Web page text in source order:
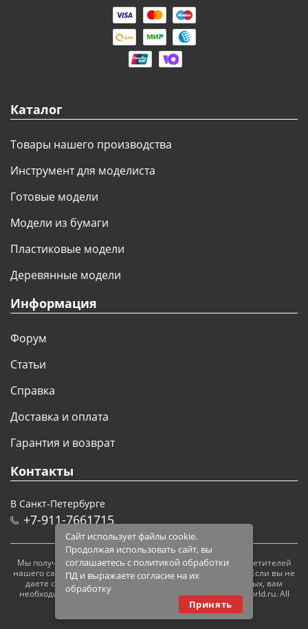
Каталог
Товары нашего производства
Инструмент для моделиста
Готовые модели
Модели из бумаги
Пластиковые модели
Деревянные модели
Информация
Форум
Статьи
Справка
Доставка и оплата
Гарантия и возврат
Контакты
В Санкт-Петербурге
+7-911-7661715
Мы получаем и обрабатываем персональные данные посетителей
нашего сайта в соответствии софициальной политикой
. Если вы не
даете согласия на обработку своих персональных данных, вам
необходимо покинуть наш сайт. © 2005 — 2026 modelsworld.ru. All
Сайт использует файлы cookie.
Продолжая использовать сайт, вы
соглашаетесь с политикой обработки
ПД и выражаете согласие на их
обработку
Принять